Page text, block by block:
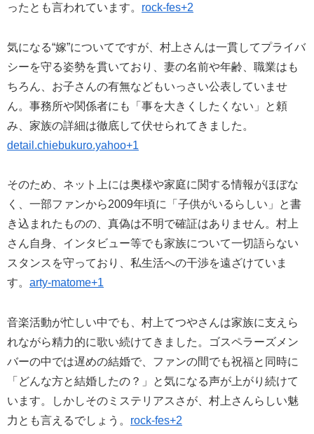
ったとも言われています。 rock-fes+2
気になる“嫁”についてですが、村上さんは一貫してプライバ
シーを守る姿勢を貫いており、妻の名前や年齢、職業はも
ちろん、お子さんの有無などもいっさい公表していませ
ん。事務所や関係者にも「事を大きくしたくない」と頼
み、家族の詳細は徹底して伏せられてきました。
detail.chiebukuro.yahoo+1
そのため、ネット上には奥様や家庭に関する情報がほぼな
く、一部ファンから2009年頃に「子供がいるらしい」と書
き込まれたものの、真偽は不明で確証はありません。村上
さん自身、インタビュー等でも家族について一切語らない
スタンスを守っており、私生活への干渉を遠ざけていま
す。 arty-matome+1
音楽活動が忙しい中でも、村上てつやさんは家族に支えら
れながら精力的に歌い続けてきました。ゴスペラーズメン
バーの中では遅めの結婚で、ファンの間でも祝福と同時に
「どんな方と結婚したの？」と気になる声が上がり続けて
います。しかしそのミステリアスさが、村上さんらしい魅
力とも言えるでしょう。 rock-fes+2